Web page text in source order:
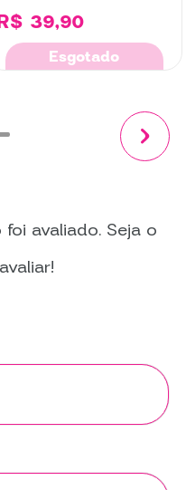
39,90
Esgotado
avaliado. Seja o